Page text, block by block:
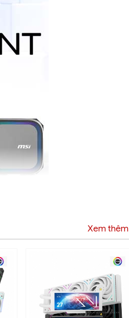
nhiều vùng tiếp xúc. Điều này
Xem thêm